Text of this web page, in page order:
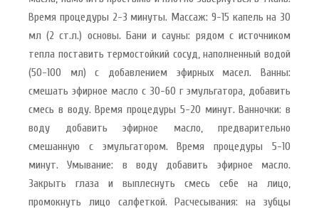
Время процедуры 2-3 минуты. Массаж: 9-15 капель на 30
мл (2 ст.л.) основы. Бани и сауны: рядом с источником
тепла поставить термостойкий сосуд, наполненный водой
(50-100 мл) с добавлением эфирных масел. Ванны:
смешать эфирное масло с 30-60 г эмульгатора, добавить
смесь в воду. Время процедуры 5-20 минут. Ванночки: в
воду добавить эфирное масло, предварительно
смешанную с эмульгатором. Время процедуры 5-10
минут. Умывание: в воду добавить эфирное масло.
Закрыть глаза и выплеснуть смесь себе на лицо,
промокнуть лицо салфеткой. Расчесывания: на зубцы